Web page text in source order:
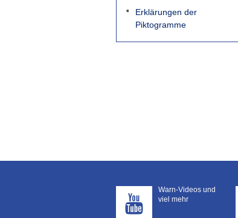
Erklärungen der
Piktogramme
Warn-Videos und
viel mehr